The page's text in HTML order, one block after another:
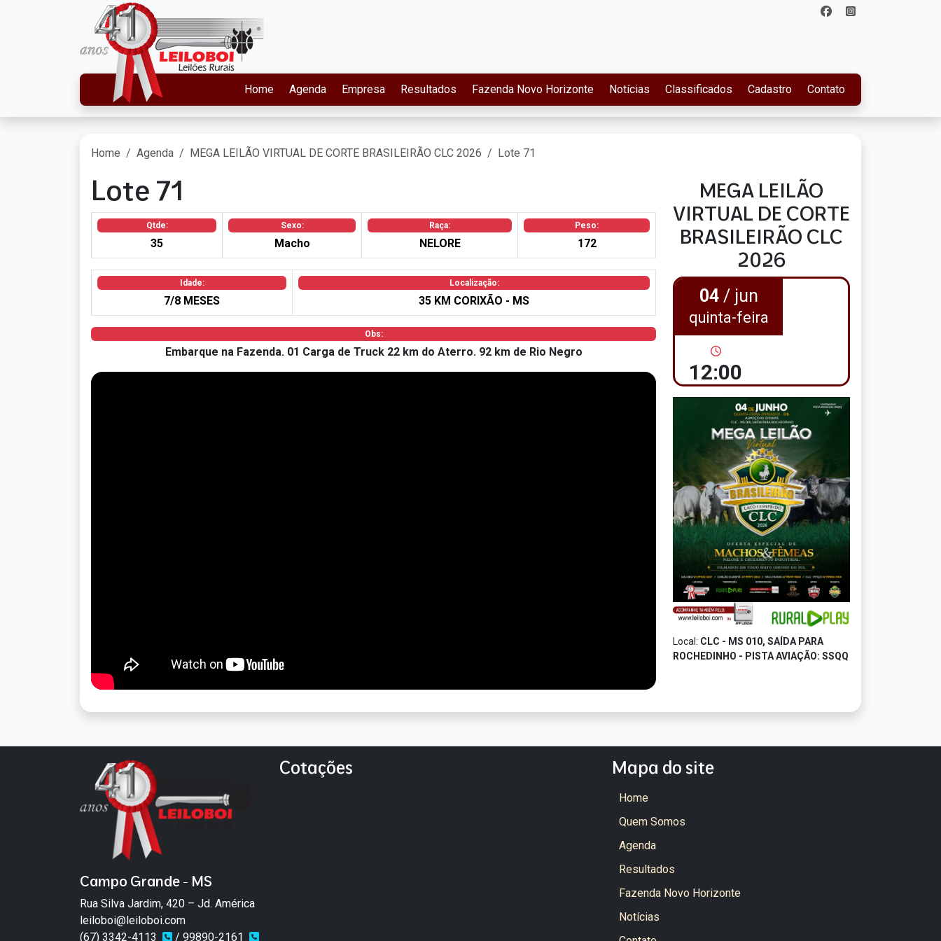
Home Agenda Empresa Resultados Fazenda Novo Horizonte Notícias Classificados Cadastro Contato
Home Agenda MEGA LEILÃO VIRTUAL DE CORTE BRASILEIRÃO CLC 2026 Lote 71
Lote 71
Qtde:
35
Sexo:
Macho
Raça:
NELORE
Peso:
172
Idade:
7/8 MESES
Localização:
35 KM CORIXÃO - MS
Obs:
Embarque na Fazenda. 01 Carga de Truck 22 km do Aterro. 92 km de Rio Negro
MEGA LEILÃO
VIRTUAL DE CORTE
BRASILEIRÃO CLC
2026
04 / jun
quinta-feira
12:00
Local: CLC - MS 010, SAÍDA PARA
ROCHEDINHO - PISTA AVIAÇÃO: SSQQ
Campo Grande - MS
Rua Silva Jardim, 420 – Jd. América
leiloboi@leiloboi.com
(67) 3342-4113
/ 99890-2161
Cotações Mapa do site
Home
Quem Somos
Agenda
Resultados
Fazenda Novo Horizonte
Notícias